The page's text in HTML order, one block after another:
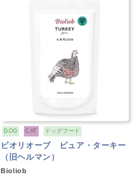
DOG CAT ドッグフード
ビオリオーブ ピュア・ターキー
（旧ヘルマン）
Bioliob